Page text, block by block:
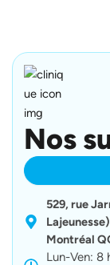
Nos
529, rue
Montréal
Lun-Ven: 8